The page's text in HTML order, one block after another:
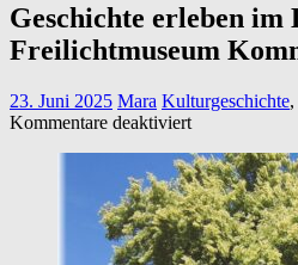
Geschichte erleben im
Freilichtmuseum
23. Juni 2025 Mara Kulturgeschichte,
Kommentare deaktiviertfür
erleben
im
LVR-
Kommern